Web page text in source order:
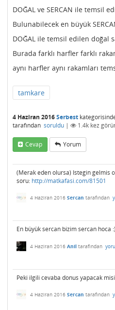
DOĞAL ve SERCAN ile temsil
Bulunabilecek en büyük
DOĞAL ile temsil edilen doğal
Burada farklı harfler farklı
aynı harfler aynı rakamları
tamkare
4 Haziran 2016Serbest
tarafından soruldu | 1.4k kez
Cevap Yorum
(Merak eden olursa) Istegin gelmis
soru: http://matkafasi.com/81501
4 Haziran 2016 Sercan tarafından
En büyük sercan bizim sercan hoca
4 Haziran 2016 Anil tarafından
Peki ilgili cevaba donus yapacak
4 Haziran 2016 Sercan tarafından